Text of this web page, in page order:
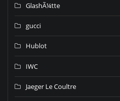
GlashÃ¼tte
gucci
Hublot
IWC
Jaeger Le Coultre